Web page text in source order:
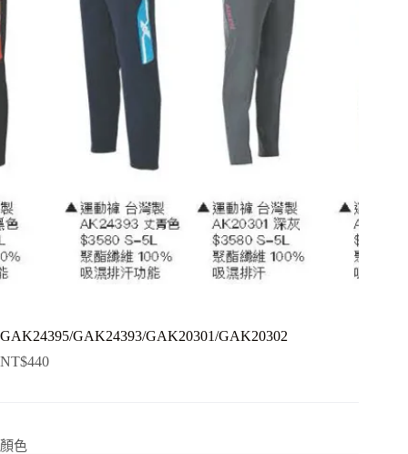
GAK24395/GAK24393/GAK20301/GAK20302
NT$440
顏色